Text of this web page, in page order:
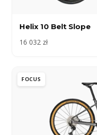
Helix 10 Belt Slope
16 032 zł
FOCUS